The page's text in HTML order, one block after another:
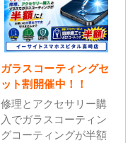
ガラスコーティングセ
ット割開催中！！
修理とアクセサリー購
入でガラスコーティン
グコーティングが半額